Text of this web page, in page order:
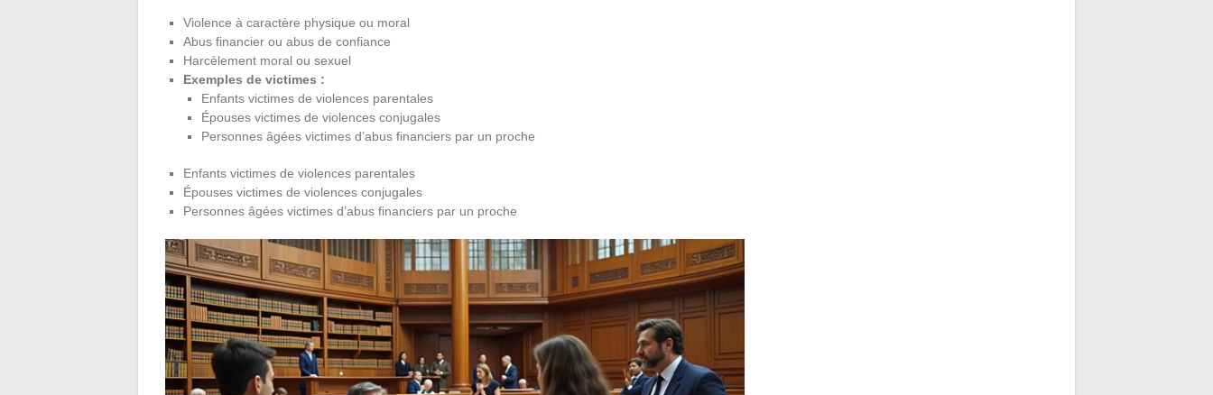
Violence à caractère physique ou moral
Abus financier ou abus de confiance
Harcèlement moral ou sexuel
Exemples de victimes :
Enfants victimes de violences parentales
Épouses victimes de violences conjugales
Personnes âgées victimes d’abus financiers par un proche
Enfants victimes de violences parentales
Épouses victimes de violences conjugales
Personnes âgées victimes d’abus financiers par un proche